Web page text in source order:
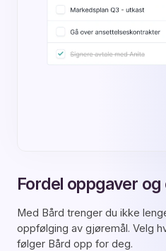
Fordel oppgaver
Med Bård trenger du ikke
oppfølging av gjøremål. Velg
følger Bård opp for deg.